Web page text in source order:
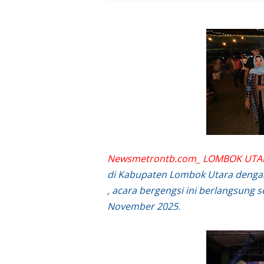
Kapolsek Lingsar
Sambut HUT RI ke-
Dua Residivis
LPA Mataram.
Kapolda NTB
Kapolda NTB
Polda NTB Perkuat
Newsmetrontb.com_ LOMBOK
di Kabupaten Lombok Utara
, acara bergengsi ini berlangsung
November 2025.